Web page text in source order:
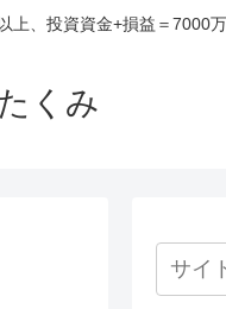
上、投資資金+損益＝7000
くみ